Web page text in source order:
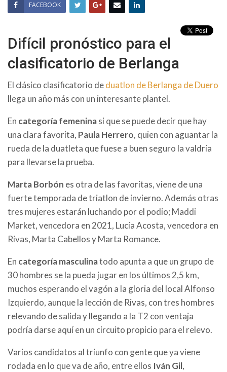
FACEBOOK
Difícil pronóstico para el
clasificatorio de Berlanga
El clásico clasificatorio deduatlon de Berlanga de Duero
llega un año más con un interesante plantel.
En categoría femeninasi que se puede decir que hay
una clara favorita, Paula Herrero, quien con aguantar la
rueda de la duatleta que fuese a buen seguro la valdría
para llevarse la prueba.
Marta Borbón es otra de las favoritas, viene de una
fuerte temporada de triatlon de invierno. Además otras
tres mujeres estarán luchando por el podio; Maddi
Market, vencedora en 2021, Lucía Acosta, vencedora en
Rivas, Marta Cabellos y Marta Romance.
En categoría masculinatodo apunta a que un grupo de
30 hombres se la pueda jugar en los últimos 2,5 km,
muchos esperando el vagón a la gloria del local Alfonso
Izquierdo, aunque la lección de Rivas, con tres hombres
relevando de salida y llegando a la T2 con ventaja
podría darse aquí en un circuito propicio para el relevo.
Varios candidatos al triunfo con gente que ya viene
rodada en lo que va de año, entre ellos Iván Gil,